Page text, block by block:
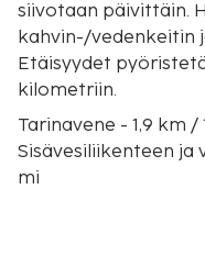
siivotaan päivittäin.
kahvin-/vedenkeitin
Etäisyydet
kilometriin.
Tarinavene - 1,9 km /
Sisävesiliikenteen ja
mi